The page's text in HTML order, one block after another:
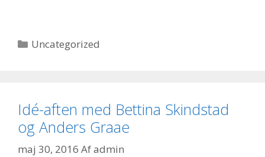
Kategorier
Uncategorized
Idé-aften med Bettina Skindstad
og Anders Graae
maj 30, 2016 Afadmin